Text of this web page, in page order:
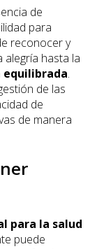
de
para
reconocer y
hasta la
equilibrada.
de las
de
de manera
para la salud
puede